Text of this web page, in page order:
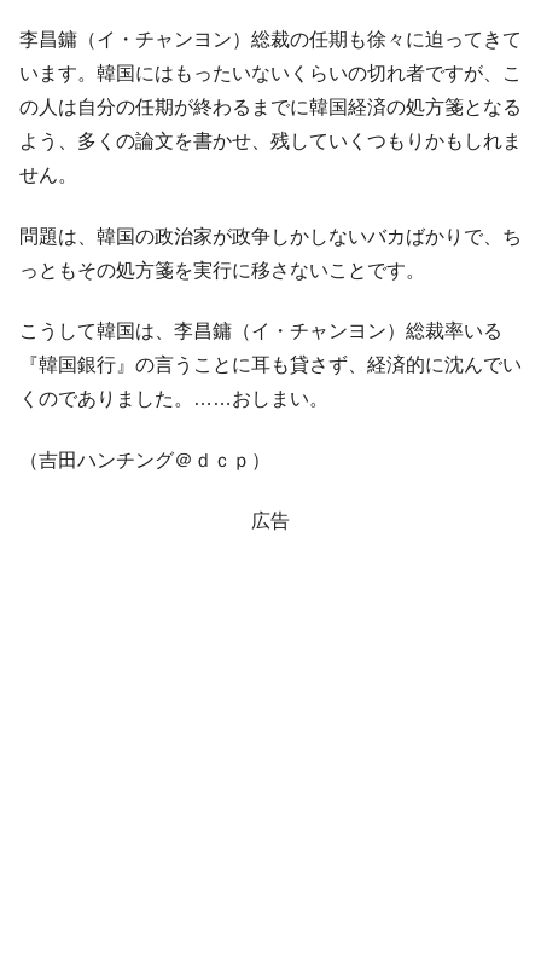
李昌鏞（イ・チャンヨン）総裁の任期も徐々に迫ってきて
います。韓国にはもったいないくらいの切れ者ですが、こ
の人は自分の任期が終わるまでに韓国経済の処方箋となる
よう、多くの論文を書かせ、残していくつもりかもしれま
せん。
問題は、韓国の政治家が政争しかしないバカばかりで、ち
っともその処方箋を実行に移さないことです。
こうして韓国は、李昌鏞（イ・チャンヨン）総裁率いる
『韓国銀行』の言うことに耳も貸さず、経済的に沈んでい
くのでありました。……おしまい。
（吉田ハンチング＠ｄｃｐ）
広告